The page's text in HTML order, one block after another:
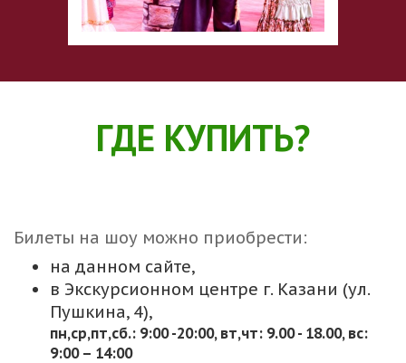
ГДЕ КУПИТЬ?
Билеты на шоу можно приобрести:
на данном сайте,
в Экскурсионном центре г. Казани (ул.
Пушкина, 4),
пн,cр,пт,сб.: 9:00 -20:00, вт,чт: 9.00 - 18.00, вс:
9:00 – 14:00